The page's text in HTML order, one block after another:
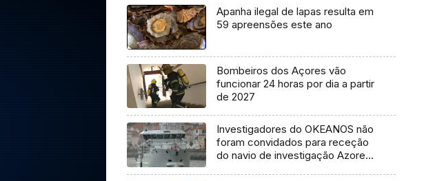
Apanha ilegal de lapas resulta em
59 apreensões este ano
Bombeiros dos Açores vão
funcionar 24 horas por dia a partir
de 2027
Investigadores do OKEANOS não
foram convidados para receção
do navio de investigação Azores